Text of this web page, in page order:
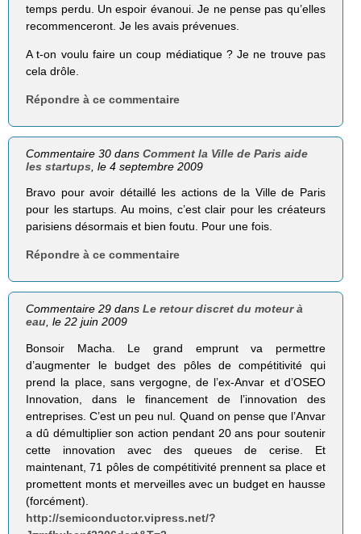
temps perdu. Un espoir évanoui. Je ne pense pas qu’elles
recommenceront. Je les avais prévenues.
A t-on voulu faire un coup médiatique ? Je ne trouve pas
cela drôle.
Répondre à ce commentaire
Commentaire 30 dansComment la Ville de Paris aide
les startups, le 4 septembre 2009
Bravo pour avoir détaillé les actions de la Ville de Paris
pour les startups. Au moins, c’est clair pour les créateurs
parisiens désormais et bien foutu. Pour une fois.
Répondre à ce commentaire
Commentaire 29 dansLe retour discret du moteur à
eau, le 22 juin 2009
Bonsoir Macha. Le grand emprunt va permettre
d’augmenter le budget des pôles de compétitivité qui
prend la place, sans vergogne, de l’ex-Anvar et d’OSEO
Innovation, dans le financement de l’innovation des
entreprises. C’est un peu nul. Quand on pense que l’Anvar
a dû démultiplier son action pendant 20 ans pour soutenir
cette innovation avec des queues de cerise. Et
maintenant, 71 pôles de compétitivité prennent sa place et
promettent monts et merveilles avec un budget en hausse
(forcément).
http://semiconductor.vipress.net/?